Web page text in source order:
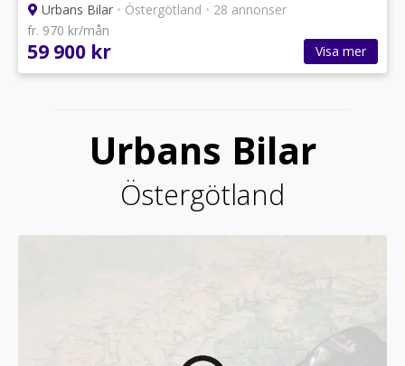
Urbans Bilar • Östergötland • 28 annonser
fr. 970 kr/mån
59 900 kr Visa mer
Urbans Bilar
Östergötland